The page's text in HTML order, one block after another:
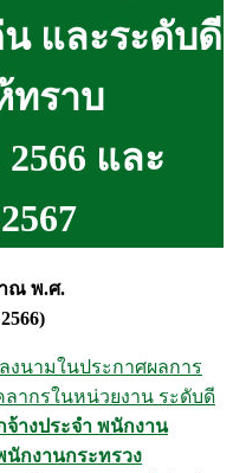
และระดับดี
ทราบ
และ
ณ พ.ศ.
6)
นามในประกาศผลการ
ากรในหน่วยงาน ระดับดี
างประจำ พนักงาน
นักงานกระทรวง